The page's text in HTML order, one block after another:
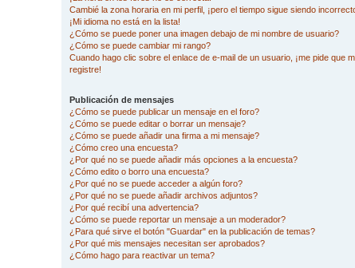
Cambié la zona horaria en mi perfil, ¡pero el tiempo sigue siendo
¡Mi idioma no está en la lista!
¿Cómo se puede poner una imagen debajo de mi nombre de usuario?
¿Cómo se puede cambiar mi rango?
Cuando hago clic sobre el enlace de e-mail de un usuario, ¡me pide que
registre!
Publicación de mensajes
¿Cómo se puede publicar un mensaje en el foro?
¿Cómo se puede editar o borrar un mensaje?
¿Cómo se puede añadir una firma a mi mensaje?
¿Cómo creo una encuesta?
¿Por qué no se puede añadir más opciones a la encuesta?
¿Cómo edito o borro una encuesta?
¿Por qué no se puede acceder a algún foro?
¿Por qué no se puede añadir archivos adjuntos?
¿Por qué recibí una advertencia?
¿Cómo se puede reportar un mensaje a un moderador?
¿Para qué sirve el botón "Guardar" en la publicación de temas?
¿Por qué mis mensajes necesitan ser aprobados?
¿Cómo hago para reactivar un tema?